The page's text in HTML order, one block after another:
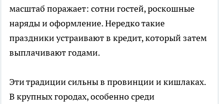
масштаб поражает: сотни гостей, роскошные
наряды и оформление. Нередко такие
праздники устраивают в кредит, который затем
выплачивают годами.
Эти традиции сильны в провинции и кишлаках.
В крупных городах, особенно среди